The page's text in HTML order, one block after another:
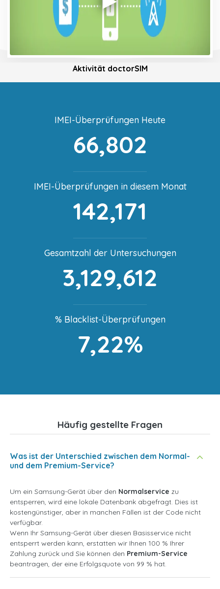
Aktivität doctorSIM
IMEI-Überprüfungen Heute
66,802
IMEI-Überprüfungen in diesem Monat
142,171
Gesamtzahl der Untersuchungen
3,129,612
% Blacklist-Überprüfungen
7,22%
Häufig gestellte Fragen
Was ist der Unterschied zwischen dem Normal-
und dem Premium-Service?
Um ein Samsung-Gerät über den Normalservice zu
entsperren, wird eine lokale Datenbank abgefragt. Dies ist
kostengünstiger, aber in manchen Fällen ist der Code nicht
verfügbar.
Wenn Ihr Samsung-Gerät über diesen Basisservice nicht
entsperrt werden kann, erstatten wir Ihnen 100 % Ihrer
Zahlung zurück und Sie können den Premium-Service
beantragen, der eine Erfolgsquote von 99 % hat.